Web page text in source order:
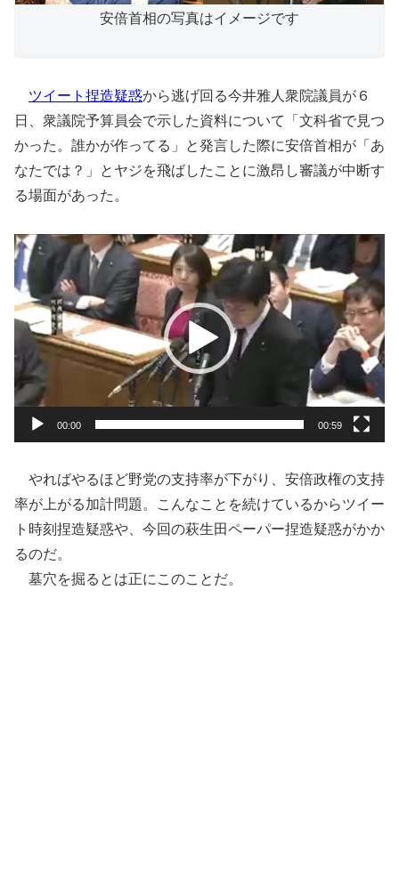
安倍首相の写真はイメージです
ツイート捏造疑惑から逃げ回る今井雅人衆院議員が６
日、衆議院予算員会で示した資料について「文科省で見つ
かった。誰かが作ってる」と発言した際に安倍首相が「あ
なたでは？」とヤジを飛ばしたことに激昂し審議が中断す
る場面があった。
動
画
プ
レ
ヤ
ー
00:00 00:59
やればやるほど野党の支持率が下がり、安倍政権の支持
率が上がる加計問題。こんなことを続けているからツイー
ト時刻捏造疑惑や、今回の萩生田ペーパー捏造疑惑がかか
るのだ。
墓穴を掘るとは正にこのことだ。